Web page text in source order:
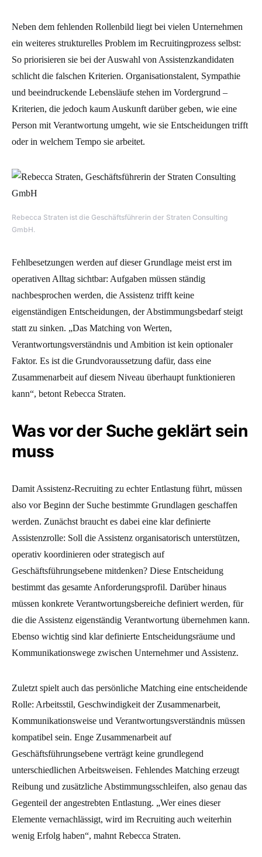
Neben dem fehlenden Rollenbild liegt bei vielen Unternehmen
ein weiteres strukturelles Problem im Recruitingprozess selbst:
So priorisieren sie bei der Auswahl von Assistenzkandidaten
schlicht die falschen Kriterien. Organisationstalent, Sympathie
und beeindruckende Lebensläufe stehen im Vordergrund –
Kriterien, die jedoch kaum Auskunft darüber geben, wie eine
Person mit Verantwortung umgeht, wie sie Entscheidungen trifft
oder in welchem Tempo sie arbeitet.
Rebecca Straten ist die Geschäftsführerin der Straten Consulting
GmbH.
Fehlbesetzungen werden auf dieser Grundlage meist erst im
operativen Alltag sichtbar: Aufgaben müssen ständig
nachbesprochen werden, die Assistenz trifft keine
eigenständigen Entscheidungen, der Abstimmungsbedarf steigt
statt zu sinken. „Das Matching von Werten,
Verantwortungsverständnis und Ambition ist kein optionaler
Faktor. Es ist die Grundvoraussetzung dafür, dass eine
Zusammenarbeit auf diesem Niveau überhaupt funktionieren
kann“, betont Rebecca Straten.
Was vor der Suche geklärt sein
muss
Damit Assistenz-Recruiting zu echter Entlastung führt, müssen
also vor Beginn der Suche bestimmte Grundlagen geschaffen
werden. Zunächst braucht es dabei eine klar definierte
Assistenzrolle: Soll die Assistenz organisatorisch unterstützen,
operativ koordinieren oder strategisch auf
Geschäftsführungsebene mitdenken? Diese Entscheidung
bestimmt das gesamte Anforderungsprofil. Darüber hinaus
müssen konkrete Verantwortungsbereiche definiert werden, für
die die Assistenz eigenständig Verantwortung übernehmen kann.
Ebenso wichtig sind klar definierte Entscheidungsräume und
Kommunikationswege zwischen Unternehmer und Assistenz.
Zuletzt spielt auch das persönliche Matching eine entscheidende
Rolle: Arbeitsstil, Geschwindigkeit der Zusammenarbeit,
Kommunikationsweise und Verantwortungsverständnis müssen
kompatibel sein. Enge Zusammenarbeit auf
Geschäftsführungsebene verträgt keine grundlegend
unterschiedlichen Arbeitsweisen. Fehlendes Matching erzeugt
Reibung und zusätzliche Abstimmungsschleifen, also genau das
Gegenteil der angestrebten Entlastung. „Wer eines dieser
Elemente vernachlässigt, wird im Recruiting auch weiterhin
wenig Erfolg haben“, mahnt Rebecca Straten.